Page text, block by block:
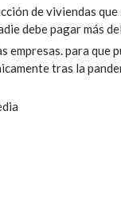
de viviendas
debe pagar más
empresas. para
tras la